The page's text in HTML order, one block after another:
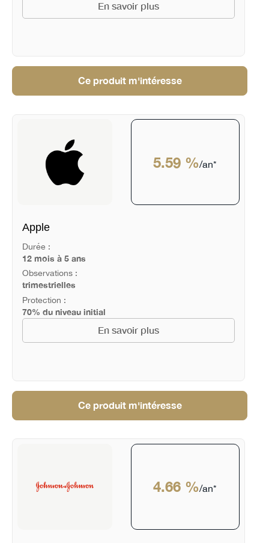
En savoir plus
Ce produit m'intéresse
5.59 %/an*
Apple
Durée :
12 mois à 5 ans
Observations :
trimestrielles
Protection :
70% du niveau initial
En savoir plus
Ce produit m'intéresse
4.66 %/an*